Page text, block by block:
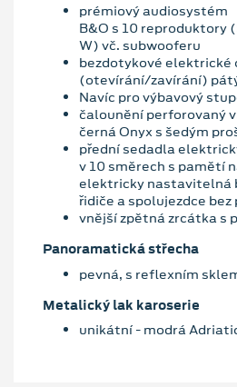
prémiový audiosystém
B&O s 10 reproduktory
W) vč. subwooferu
bezdotykové elektrické
(otevírání/zavírání)
Navíc pro výbavový
čalounění perforovaný
černá Onyx s šedým
přední sedadla
v 10 směrech s pamětí
elektricky nastavitelná
řidiče a spolujezdce
vnější zpětná zrcátka s
Panoramatická střecha
pevná, s reflexním
Metalický lak karoserie
unikátní - modrá